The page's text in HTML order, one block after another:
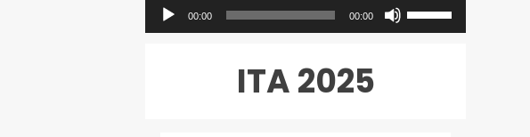
ตัว
00:00 00:00
ใช้
ปุ่ม
ITA 2025